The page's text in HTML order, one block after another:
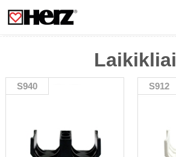
Laikikliai
S940 S912